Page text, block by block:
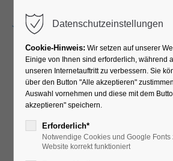
Die besten
Datenschutzeinstellungen
Cookie-Hinweis: Wir setzen auf unserer
Einige von Ihnen sind erforderlich, während
unseren Internetauftritt zu verbessern. Sie
über den Button "Alle akzeptieren"
Auswahl vornehmen und diese mit dem
akzeptieren" speichern.
Erforderlich*
Notwendige Cookies und Google
Website korrekt funktioniert